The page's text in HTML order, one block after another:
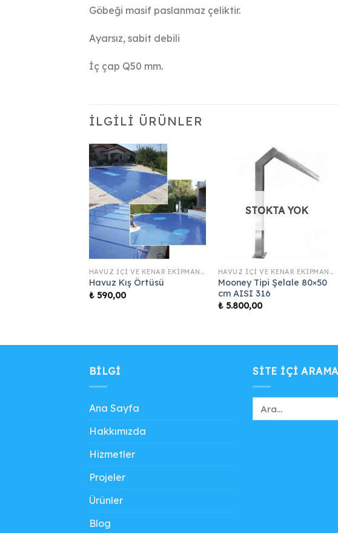
Göbeği masif paslanmaz çeliktir.
Ayarsız, sabit debili
İç çap Q50 mm.
İLGILI ÜRÜNLER
HAVUZ İÇI VE KENAR EKIPMANLARI
Havuz Kış Örtüsü
₺590,00
STOKTA YOK
HAVUZ İÇI VE KENAR EKIPMANLARI
Mooney Tipi Şelale 80×50
cm AISI 316
₺5.800,00
BILGI
Ana Sayfa
Hakkımızda
Hizmetler
Projeler
Ürünler
Blog
SITE IÇI